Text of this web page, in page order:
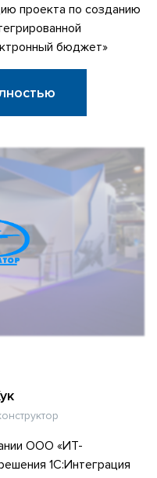
проекта по созданию
бюджет»
ООО «ИТ-
1С:Интеграция